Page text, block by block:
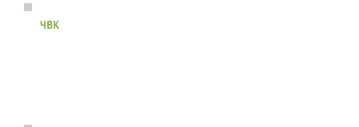
чвк